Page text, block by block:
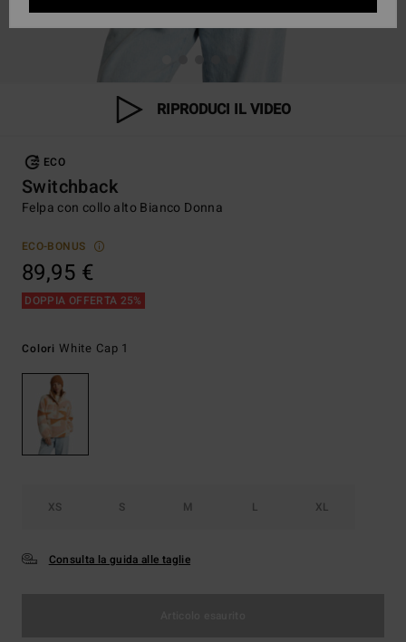
RIPRODUCI IL VIDEO
ECO
Switchback
Felpa con collo alto Bianco Donna
ECO-BONUS
89,95 €
DOPPIA OFFERTA 25%
Colori White Cap 1
XS S M L XL
Consulta la guida alle taglie